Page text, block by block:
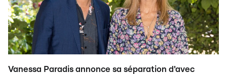
Vanessa Paradis annonce sa séparation d'avec